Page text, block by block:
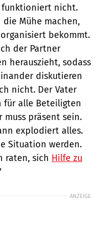
funktioniert nicht.
die Mühe machen,
bekommt.
der Partner
herauszieht, sodass
diskutieren
nicht. Der Vater
für alle Beteiligten
muss präsent sein.
explodiert alles.
Situation werden.
raten, sich Hilfe zu
ANZEIGE